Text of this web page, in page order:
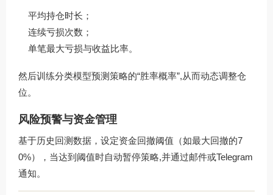
平均持仓时长；
连续亏损次数；
单笔最大亏损与收益比率。
然后训练分类模型预测策略的“胜率概率”,从而动态调整仓
位。
风险预警与资金管理
基于历史回测数据，设定资金回撤阈值（如最大回撤的7
0%），当达到阈值时自动暂停策略,并通过邮件或Telegram
通知。